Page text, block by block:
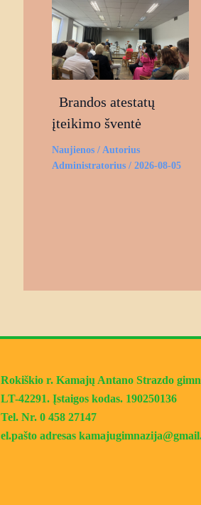
Brandos atestatų
įteikimo šventė
Naujienos / Autorius
Administratorius / 2026-08-05
Rokiškio r. Kamajų Antano Strazdo
LT-42291. Įstaigos kodas. 190250136
Tel. Nr. 0 458 27147
el.pašto adresas